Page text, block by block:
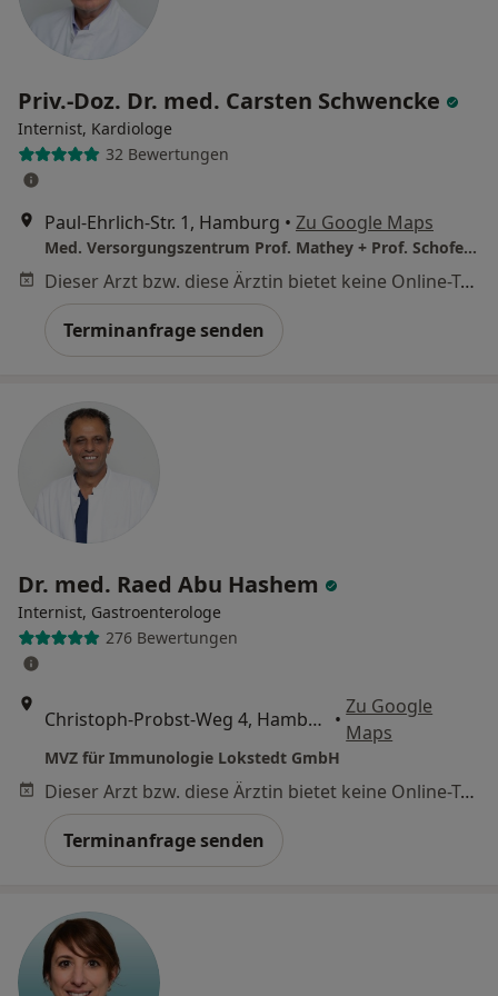
Priv.-Doz. Dr. med. Carsten Schwencke
Internist, Kardiologe
32 Bewertungen
Paul-Ehrlich-Str. 1, Hamburg • Zu Google Maps
Med. Versorgungszentrum Prof. Mathey + Prof. Schofer NK Altona
Dieser Arzt bzw. diese Ärztin bietet keine Online-Terminbuchung an diesem Standort an.
Terminanfrage senden
Dr. med. Raed Abu Hashem
Internist, Gastroenterologe
276 Bewertungen
Christoph-Probst-Weg 4, Hamburg •
Zu Google
Maps
MVZ für Immunologie Lokstedt GmbH
Dieser Arzt bzw. diese Ärztin bietet keine Online-Terminbuchung an diesem Standort an.
Terminanfrage senden